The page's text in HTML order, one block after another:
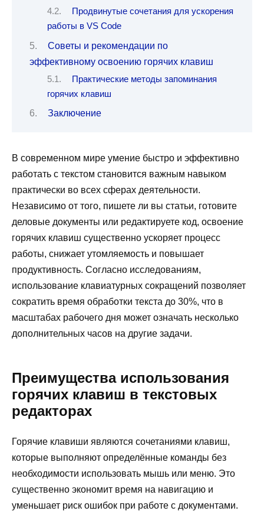
Продвинутые сочетания для ускорения
работы в VS Code
Советы и рекомендации по
эффективному освоению горячих клавиш
Практические методы запоминания
горячих клавиш
Заключение
В современном мире умение быстро и эффективно
работать с текстом становится важным навыком
практически во всех сферах деятельности.
Независимо от того, пишете ли вы статьи, готовите
деловые документы или редактируете код, освоение
горячих клавиш существенно ускоряет процесс
работы, снижает утомляемость и повышает
продуктивность. Согласно исследованиям,
использование клавиатурных сокращений позволяет
сократить время обработки текста до 30%, что в
масштабах рабочего дня может означать несколько
дополнительных часов на другие задачи.
Преимущества использования
горячих клавиш в текстовых
редакторах
Горячие клавиши являются сочетаниями клавиш,
которые выполняют определённые команды без
необходимости использовать мышь или меню. Это
существенно экономит время на навигацию и
уменьшает риск ошибок при работе с документами.